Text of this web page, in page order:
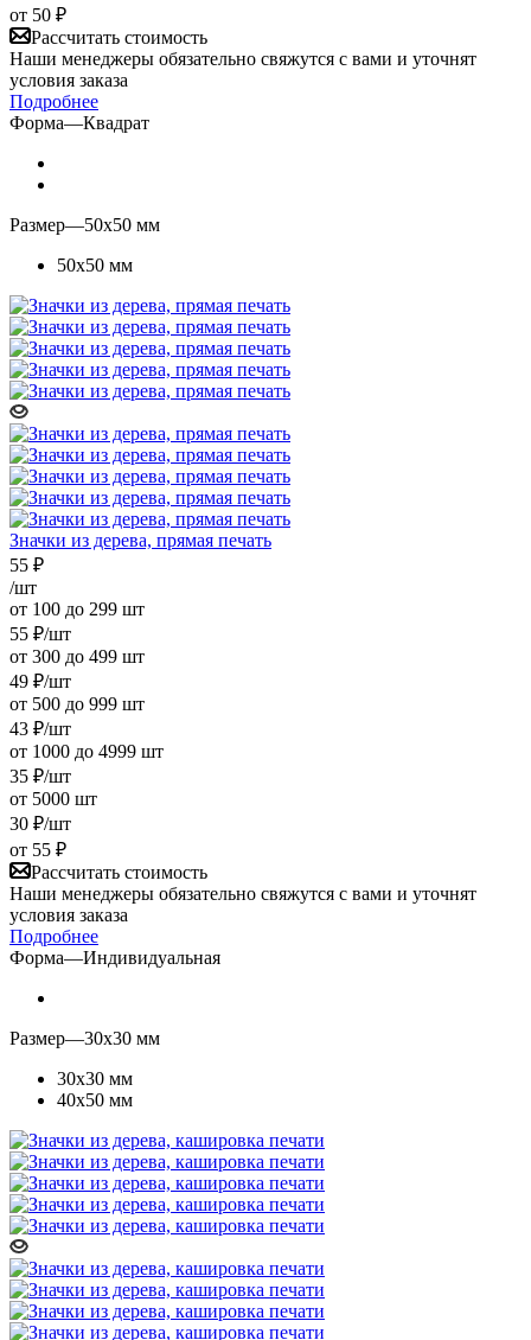
от 50 ₽
Рассчитать стоимость
Наши менеджеры обязательно свяжутся с вами и уточнят
условия заказа
Подробнее
Форма—Квадрат
Размер—50х50 мм
50х50 мм
Значки из дерева, прямая печать
55 ₽
/шт
от 100 до 299 шт
55 ₽/шт
от 300 до 499 шт
49 ₽/шт
от 500 до 999 шт
43 ₽/шт
от 1000 до 4999 шт
35 ₽/шт
от 5000 шт
30 ₽/шт
от 55 ₽
Рассчитать стоимость
Наши менеджеры обязательно свяжутся с вами и уточнят
условия заказа
Подробнее
Форма—Индивидуальная
Размер—30х30 мм
30х30 мм
40х50 мм